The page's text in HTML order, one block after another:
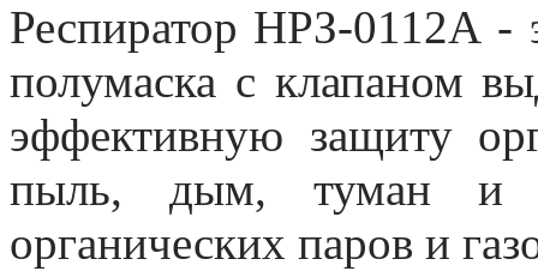
Респиратор НРЗ-0112А -
полумаска с клапаном
эффективную защиту
пыль, дым, туман и
органических паров и